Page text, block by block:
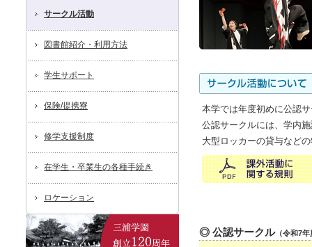
サークル活動
図書館紹介・利用方法
学生サポート
保険/提携寮
修学支援制度
在学生・卒業生の各種手続き
ロケーション
本学では年度初めに公認
公認サークルには、学内
大型ロッカーの貸与など
◎ 公認サークル（令和7年